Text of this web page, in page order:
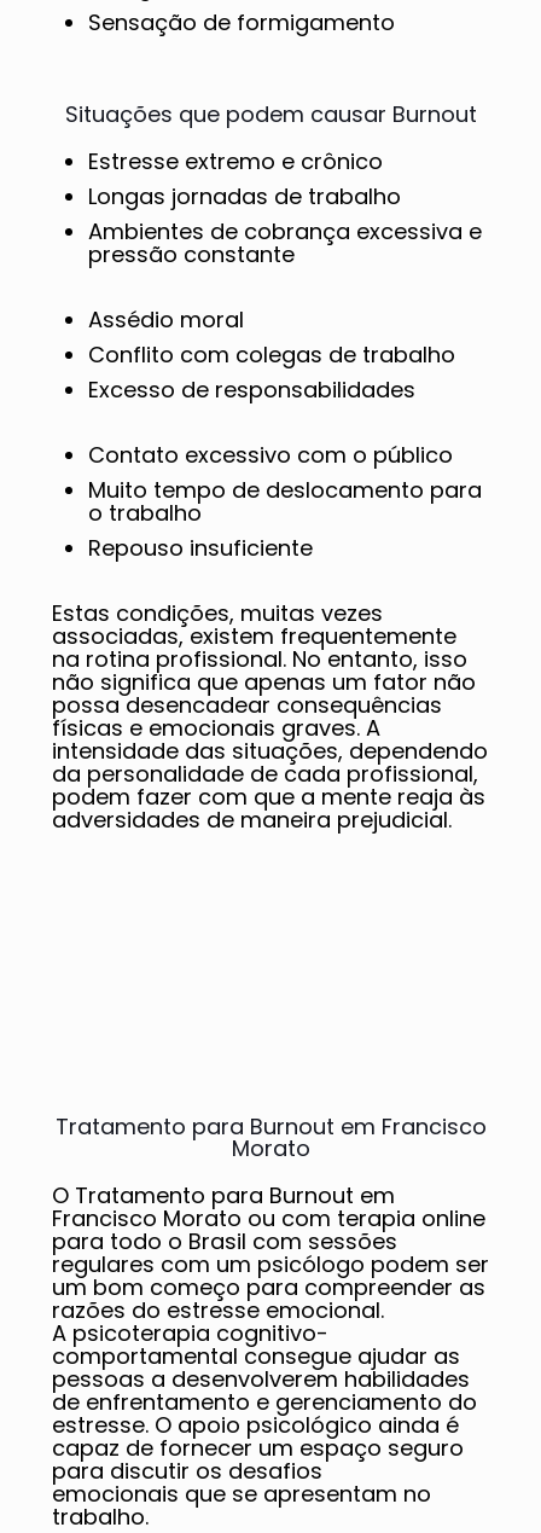
Sensação de formigamento
Situações que podem causar Burnout
Estresse extremo e crônico
Longas jornadas de trabalho
Ambientes de cobrança excessiva e
pressão constante
Assédio moral
Conflito com colegas de trabalho
Excesso de responsabilidades
Contato excessivo com o público
Muito tempo de deslocamento para
o trabalho
Repouso insuficiente
Estas condições, muitas vezes
associadas, existem frequentemente
na rotina profissional. No entanto, isso
não significa que apenas um fator não
possa desencadear consequências
físicas e emocionais graves. A
intensidade das situações, dependendo
da personalidade de cada profissional,
podem fazer com que a mente reaja às
adversidades de maneira prejudicial.
Tratamento para Burnout em Francisco
Morato
O Tratamento para Burnout em
Francisco Morato ou com terapia online
para todo o Brasil com sessões
regulares com um psicólogo podem ser
um bom começo para compreender as
razões do estresse emocional.
A psicoterapia cognitivo-
comportamental consegue ajudar as
pessoas a desenvolverem habilidades
de enfrentamento e gerenciamento do
estresse. O apoio psicológico ainda é
capaz de fornecer um espaço seguro
para discutir os desafios
emocionais que se apresentam no
trabalho.